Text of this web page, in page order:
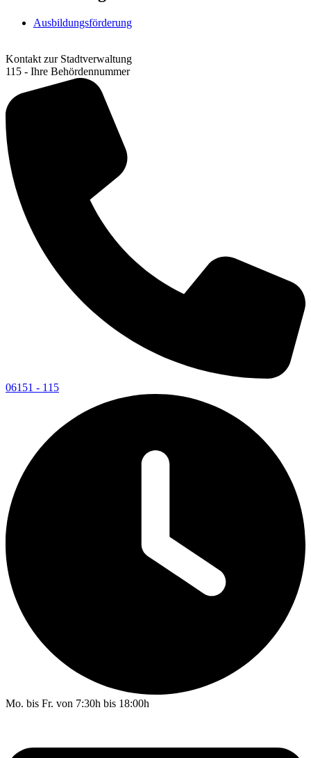
Ausbildungsförderung
Kontakt zur Stadtverwaltung
115 - Ihre Behördennummer
06151 - 115
Mo. bis Fr. von 7:30h bis 18:00h